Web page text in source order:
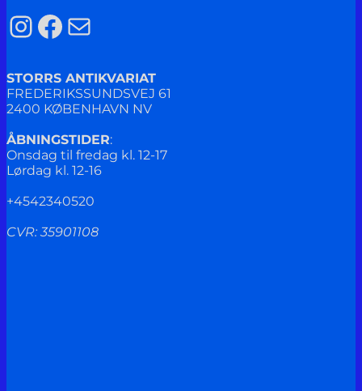
Instagram
Facebook
Mail
STORRS ANTIKVARIAT
FREDERIKSSUNDSVEJ 61
2400 KØBENHAVN NV
ÅBNINGSTIDER:
Onsdag til fredag kl. 12-17
Lørdag kl. 12-16
+4542340520
CVR: 35901108